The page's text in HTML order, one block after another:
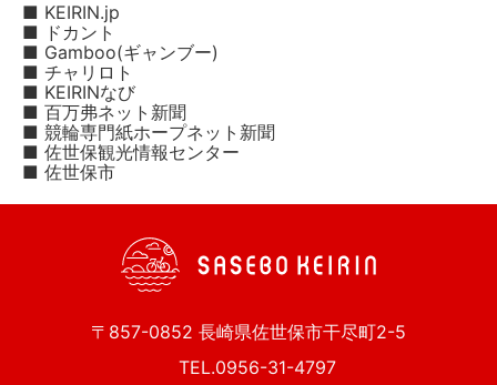
■ KEIRIN.jp
■ ドカント
■ Gamboo(ギャンブー)
■ チャリロト
■ KEIRINなび
■ 百万弗ネット新聞
■ 競輪専門紙ホープネット新聞
■ 佐世保観光情報センター
■ 佐世保市
〒857-0852 長崎県佐世保市干尽町2-5
TEL.0956-31-4797